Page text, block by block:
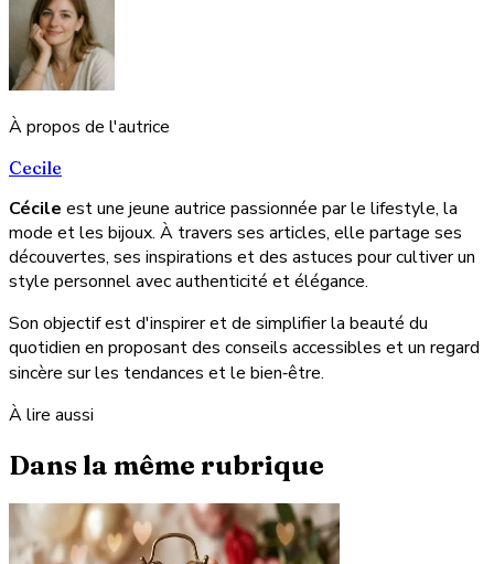
À propos de l'autrice
Cecile
Cécile est une jeune autrice passionnée par le lifestyle, la
mode et les bijoux. À travers ses articles, elle partage ses
découvertes, ses inspirations et des astuces pour cultiver un
style personnel avec authenticité et élégance.
Son objectif est d'inspirer et de simplifier la beauté du
quotidien en proposant des conseils accessibles et un regard
sincère sur les tendances et le bien‑être.
À lire aussi
Dans la même rubrique